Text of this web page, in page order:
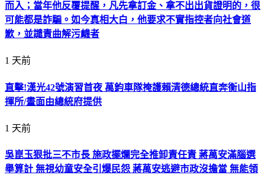
而入；當年他反覆提醒，凡先拿訂金、拿不出出貨證明的，很
可能都是詐騙。如今真相大白，他要求不實指控者向社會道
歉，並譴責曲解污衊者
1 天前
直擊!漢光42號演習首夜 萬鈞車隊掩護賴清德總統直奔衡山指
揮所/畫面由總統府提供
1 天前
吳崑玉狠批三不市長 施政擺爛完全推卸責任責 蔣萬安滿腦選
舉算計 無視幼童安全引爆民怨 蔣萬安逃避市政沒擔當 無能領